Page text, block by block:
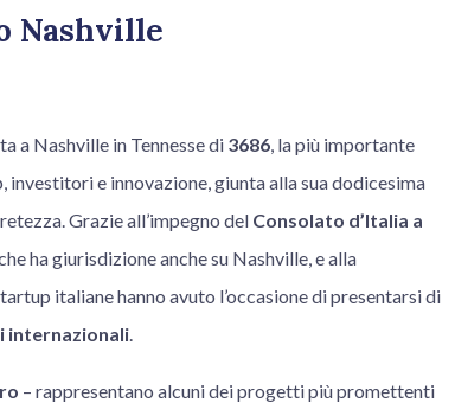
Nashville
a Nashville in Tennesse di 3686, la più importante
e innovazione, giunta alla sua dodicesima
Grazie all’impegno del Consolato d’Italia a
ha giurisdizione anche su Nashville, e alla
italiane hanno avuto l’occasione di presentarsi di
internazionali.
– rappresentano alcuni dei progetti più promettenti